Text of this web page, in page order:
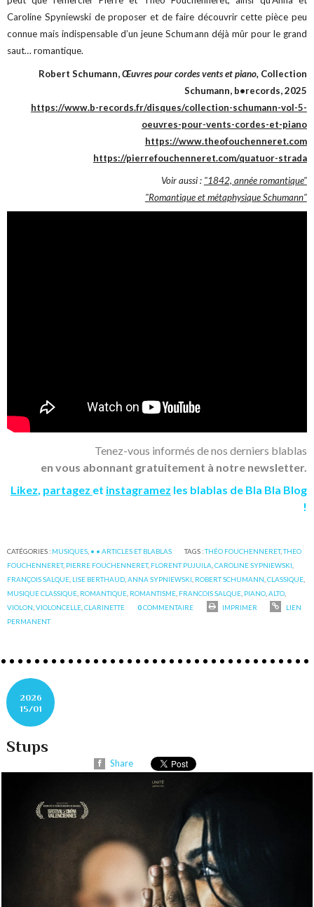
Caroline Spyniewski de proposer et de faire découvrir cette pièce peu
connue mais indispensable d’un jeune Schumann déjà mûr pour le grand
saut… romantique.
Robert Schumann,Œuvres pour cordes vents et piano, Collection
Schumann, b•records, 2025
https://www.b-records.fr/disques/collection-schumann-vol-5-
oeuvres-pour-vents-cordes-et-piano
https://www.theofouchenneret.com
https://pierrefouchenneret.com/quatuor-strada
Voir aussi : "1842, année romantique"
"Romantique et métaphysique Schumann"
Tenez-vous informés de nos derniers blablas
en vous abonnant gratuitement à notre newsletter.
Likez, partagez et instagramez les blablas de Bla Bla Blog
!
CATÉGORIES : MUSIQUES • • ARTICLES ET BLABLAS TAGS :THÉO FOUCHENNERET,THEO
FOUCHENNERET, PIERRE FOUCHENNERET, FLORENT PUJUILA ,CAROLINE SYPNIEWSKI
FRANÇOIS SALQUE LISE BERTHAUD ,ANNA SYPNIEWSKI ROBERT SCHUMANN ,CLASSIQUE
MUSIQUE CLASSIQUE ROMANTIQUE ROMANTISME FRANCOIS SALQUE PIANO ,ALTO
VIOLON ,VIOLONCELLE ,CLARINETTE 0COMMENTAIRE IMPRIMER
LIEN
PERMANENT
2026
15/01
Stups
Share